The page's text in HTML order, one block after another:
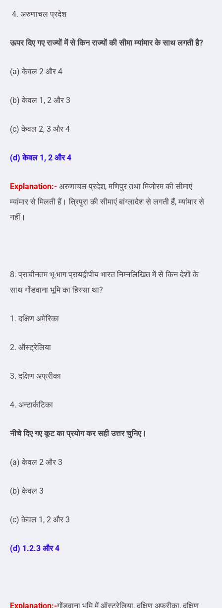
4. अरुणाचल प्रदेश
ऊपर दिए गए राज्यों में से किन राज्यों की सीमा म्यांमार के साथ लगती है?
(a) केवल 2 और 4
(b) केवल 1, 2 और 3
(c) केवल 2, 3 और 4
(d) केवल 1, 2 और 4
Explanation:- अरुणाचल प्रदेश, मणिपुर तथा मिजोरम की सीमाएं
म्यांमार से मिलती हैं। त्रिपुरा की सीमाएं बांग्लादेश से लगती हैं, म्यांमार से
नहीं।
8. प्राचीनतम भू-भाग प्रायद्वीपीय भारत निम्नलिखित में से किन देशों के
साथ गोंडवाना भूमि का हिस्सा था?
1. दक्षिण अमेरिका
2. ऑस्ट्रेलिया
3. दक्षिण अफ्रीका
4. अन्टार्कटिका
नीचे दिए गए कूट का प्रयोग कर सही उत्तर चुनिए।
(a) केवल 2 और 3
(b) केवल 3
(c) केवल 1, 2 और 3
(d) 1.2.3 और 4
Explanation:-गोंडवाना भूमि में ऑस्ट्रेलिया, दक्षिण अफ्रीका, दक्षिण